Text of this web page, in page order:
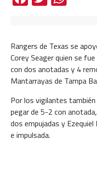
Rangers de Texas se
Corey Seager quien se
con dos anotadas y 4
Mantarrayas de Tampa
Por los vigilantes
pegar de 5-2 con
dos empujadas y
e impulsada.